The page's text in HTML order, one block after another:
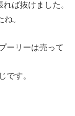
ば抜けました。
。
ーリーは売って
です。